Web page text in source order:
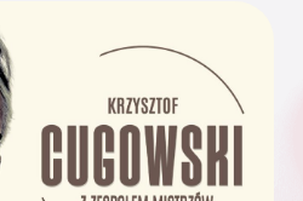
Wyszukaj